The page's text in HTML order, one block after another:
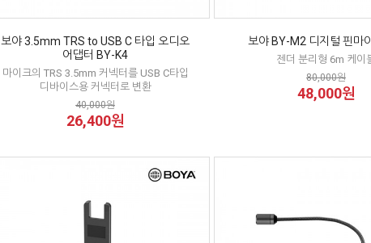
보야 3.5mm TRS to USB C 타입 오디오
어댑터 BY-K4
마이크의 TRS 3.5mm 커넥터를 USB C타입
디바이스용 커넥터로 변환
40,000원
26,400원
보야 BY-M2 디지털 핀마
젠더 분리형 6m 케이
80,000원
48,000원